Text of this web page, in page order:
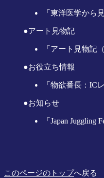
「東洋医学か
●アート見物記
「アート見物記
●お役立ち情報
「物欲番長：
●お知らせ
「Japan
このページのトップへ戻る